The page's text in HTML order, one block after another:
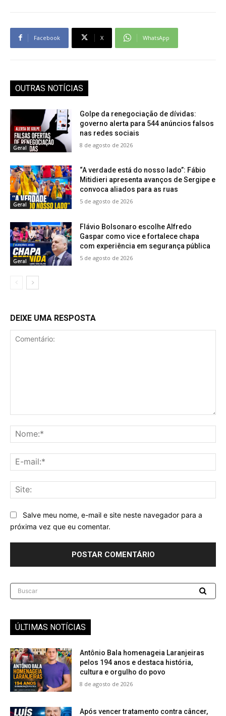
Facebook X WhatsApp
OUTRAS NOTÍCIAS
Geral
Golpe da renegociação de dívidas:
governo alerta para 544 anúncios falsos
nas redes sociais
8 de agosto de 2026
Geral
“A verdade está do nosso lado”: Fábio
Mitidieri apresenta avanços de Sergipe e
convoca aliados para as ruas
5 de agosto de 2026
Geral
Flávio Bolsonaro escolhe Alfredo
Gaspar como vice e fortalece chapa
com experiência em segurança pública
5 de agosto de 2026
DEIXE UMA RESPOSTA
Salve meu nome, e-mail e site neste navegador para a
próxima vez que eu comentar.
Buscar
ÚLTIMAS NOTÍCIAS
Antônio Bala homenageia Laranjeiras
pelos 194 anos e destaca história,
cultura e orgulho do povo
8 de agosto de 2026
Após vencer tratamento contra câncer,